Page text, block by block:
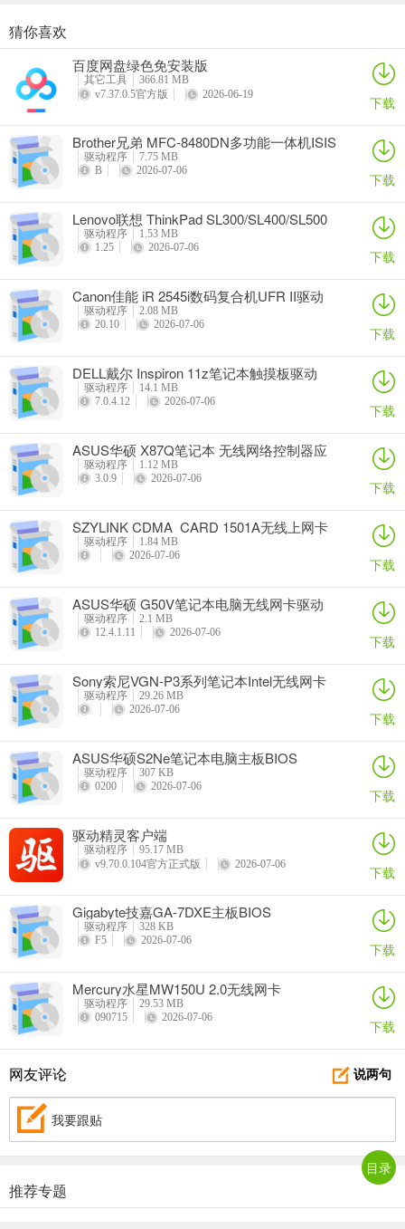
奥睿科PAS3062-2E/PAS3062-2S/PAS3064-2S2E系列扩展卡驱动
详情
Canon佳能 PowerShot A310 WIA驱动
详情
AMD Mobility Radeon HD 2000/HD 3000/HD 4000/HD 5000系列移动显卡催化剂驱动
映泰Hi-Fi H77S 5.x主板BIOS
猜你喜欢
百度网盘绿色免安装版
其它工具
366.81 MB
v7.37.0.5官方版
2026-06-19 下载
Brother兄弟 MFC-8480DN多功能一体机ISIS
驱动
驱动程序
7.75 MB
B
2026-07-06 下载
Lenovo联想 ThinkPad SL300/SL400/SL500
笔记本BIOS
驱动程序
1.53 MB
1.25
2026-07-06 下载
Canon佳能 iR 2545i数码复合机UFR II驱动
驱动程序
2.08 MB
20.10
2026-07-06 下载
DELL戴尔 Inspiron 11z笔记本触摸板驱动
驱动程序
14.1 MB
7.0.4.12
2026-07-06 下载
ASUS华硕 X87Q笔记本 无线网络控制器应
用程序
驱动程序
1.12 MB
3.0.9
2026-07-06 下载
SZYLINK CDMA_CARD 1501A无线上网卡
驱动程序
1.84 MB
2026-07-06
下载
ASUS华硕 G50V笔记本电脑无线网卡驱动
驱动程序
2.1 MB
12.4.1.11
2026-07-06 下载
Sony索尼VGN-P3系列笔记本Intel无线网卡
驱动
驱动程序
29.26 MB
2026-07-06
下载
ASUS华硕S2Ne笔记本电脑主板BIOS
驱动程序
307 KB
0200
2026-07-06 下载
驱动精灵客户端
驱动程序
95.17 MB
v9.70.0.104官方正式版
2026-07-06 下载
Gigabyte技嘉GA-7DXE主板BIOS
驱动程序
328 KB
F5
2026-07-06 下载
Mercury水星MW150U 2.0无线网卡
驱动程序
29.53 MB
090715
2026-07-06 下载
说两句
网友评论
我要跟贴
推荐专题
目录